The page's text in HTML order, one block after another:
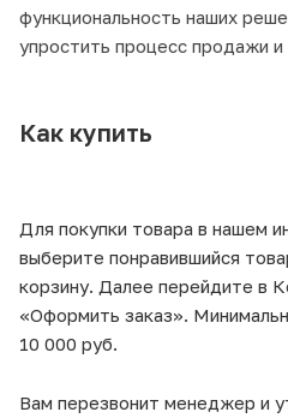
функциональность наших
упростить процесс продажи и
Как купить
Для покупки товара в нашем
выберите понравившийся
корзину. Далее перейдите в
«Оформить заказ».
10 000 руб.
Вам перезвонит менеджер и